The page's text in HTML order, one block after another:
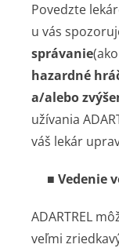
Povedzte
u vás
správanie
hazardné
a/alebo
užívania
váš lekár
■ Vedenie
ADARTREL
veľmi